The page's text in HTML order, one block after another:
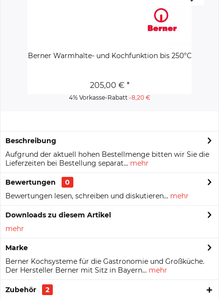
Berner Warmhalte- und Kochfunktion bis 250°C
205,00 € *
4% Vorkasse-Rabatt -8,20 €
Beschreibung
Aufgrund der aktuell hohen Bestellmenge bitten wir Sie die
Lieferzeiten bei Bestellung separat... mehr
Bewertungen
0
Bewertungen lesen, schreiben und diskutieren... mehr
Downloads zu diesem Artikel
mehr
Marke
Berner Kochsysteme für die Gastronomie und Großküche.
Der Hersteller Berner mit Sitz in Bayern... mehr
Zubehör 2